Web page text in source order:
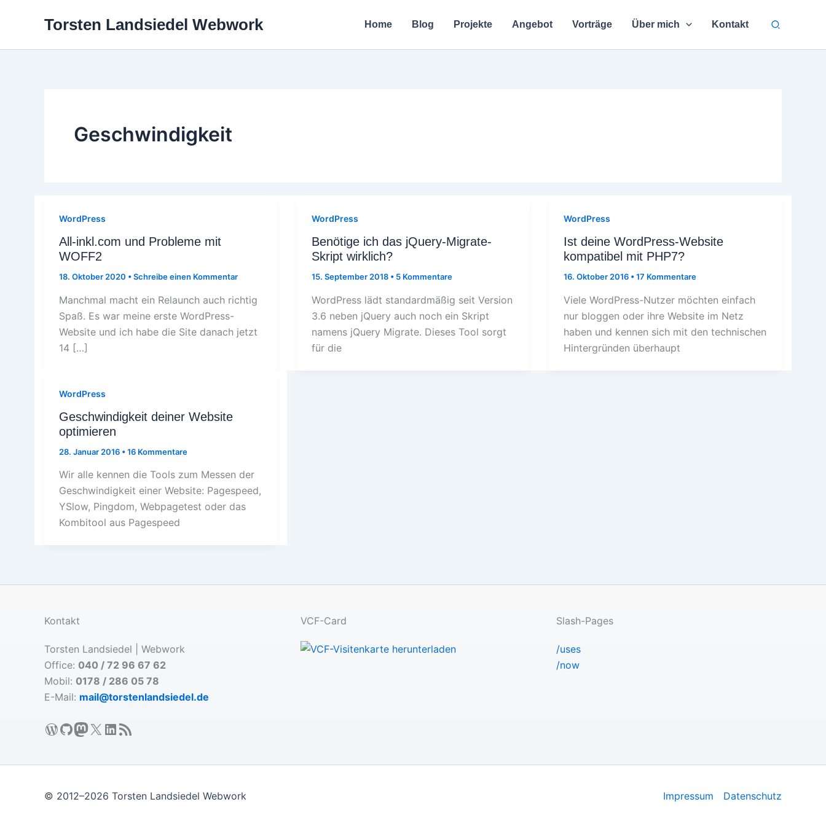
Torsten Landsiedel Webwork Home Blog Projekte Angebot Vorträge Über mich Kontakt Suchen
Geschwindigkeit
WordPress
All-inkl.com und Probleme mit
WOFF2
18. Oktober 2020 •Schreibe einen Kommentar
Manchmal macht ein Relaunch auch richtig
Spaß. Es war meine erste WordPress-
Website und ich habe die Site danach jetzt
14 […]
WordPress
Benötige ich das jQuery-Migrate-
Skript wirklich?
15. September 2018 • 5 Kommentare
WordPress lädt standardmäßig seit Version
3.6 neben jQuery auch noch ein Skript
namens jQuery Migrate. Dieses Tool sorgt
für die
WordPress
Ist deine WordPress-Website
kompatibel mit PHP7?
16. Oktober 2016 •17 Kommentare
Viele WordPress-Nutzer möchten einfach
nur bloggen oder ihre Website im Netz
haben und kennen sich mit den technischen
Hintergründen überhaupt
WordPress
Geschwindigkeit deiner Website
optimieren
28. Januar 2016 •16 Kommentare
Wir alle kennen die Tools zum Messen der
Geschwindigkeit einer Website: Pagespeed,
YSlow, Pingdom, Webpagetest oder das
Kombitool aus Pagespeed
Kontakt
Torsten Landsiedel | Webwork
Office: 040 / 72 96 67 62
Mobil: 0178 / 286 05 78
E-Mail: mail@torstenlandsiedel.de
WordPress
GitHub
Mastodon
X LinkedIn
RSS-Feed
VCF-Card Slash-Pages
/uses
/now
© 2012–2026 Torsten Landsiedel Webwork Impressum Datenschutz